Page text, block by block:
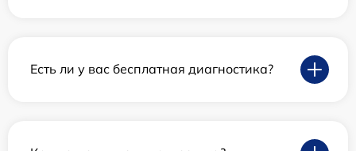
Есть ли у вас бесплатная диагностика?